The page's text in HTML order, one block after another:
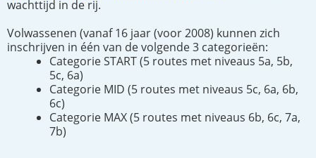
wachttijd in de rij.
Volwassenen (vanaf 16 jaar (voor 2008) kunnen zich
inschrijven in één van de volgende 3 categorieën:
Categorie START (5 routes met niveaus 5a, 5b,
5c, 6a)
Categorie MID (5 routes met niveaus 5c, 6a, 6b,
6c)
Categorie MAX (5 routes met niveaus 6b, 6c, 7a,
7b)